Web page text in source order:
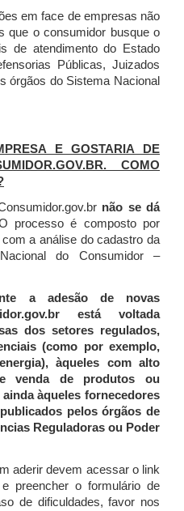
em face de empresas não
que o consumidor busque o
de atendimento do Estado
Públicas, Juizados
órgãos do Sistema Nacional
E GOSTARIA DE
COMO
não se dá
processo é composto por
a análise do cadastro da
do Consumidor –
a adesão de novas
está voltada
dos setores regulados,
(como por exemplo,
àqueles com alto
venda de produtos ou
àqueles fornecedores
pelos órgãos de
Reguladoras ou Poder
aderir devem acessar o link
preencher o formulário de
de dificuldades, favor nos